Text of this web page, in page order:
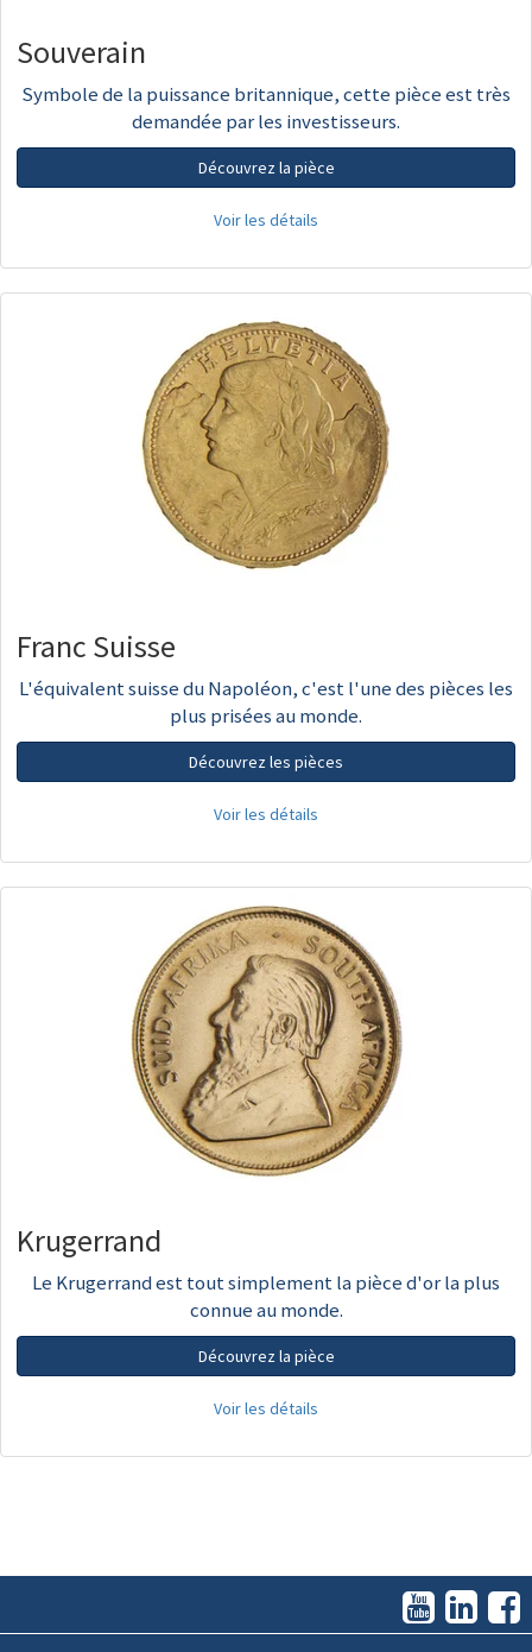
Souverain
Symbole de la puissance britannique, cette pièce est très
demandée par les investisseurs.
Découvrez la pièce
Voir les détails
Franc Suisse
L'équivalent suisse du Napoléon, c'est l'une des pièces les
plus prisées au monde.
Découvrez les pièces
Voir les détails
Krugerrand
Le Krugerrand est tout simplement la pièce d'or la plus
connue au monde.
Découvrez la pièce
Voir les détails